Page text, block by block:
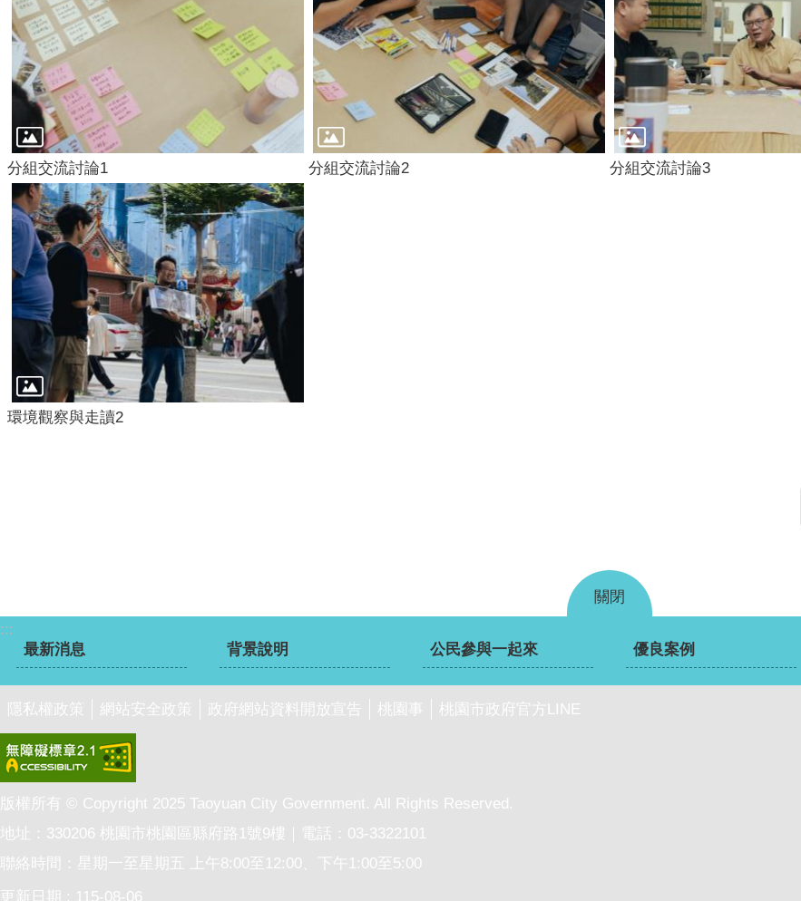
分組交流討論1 分組交流討論2 分組交流討論3
環境觀察與走讀2
關閉
:::
最新消息
背景說明 公民參與一起來 優良案例
隱私權政策 網站安全政策 政府網站資料開放宣告 桃園事 桃園市政府官方LINE
版權所有 © Copyright 2025 Taoyuan City Government. All Rights Reserved.
地址：330206 桃園市桃園區縣府路1號9樓｜電話：03-3322101
聯絡時間：星期一至星期五 上午8:00至12:00、下午1:00至5:00
更新日期
115-08-06